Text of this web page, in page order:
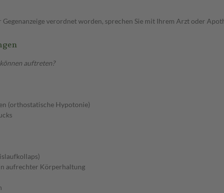
verordnet worden, sprechen Sie mit Ihrem Arzt oder
auftreten?
(orthostatische Hypotonie)
aufrechter Körperhaltung